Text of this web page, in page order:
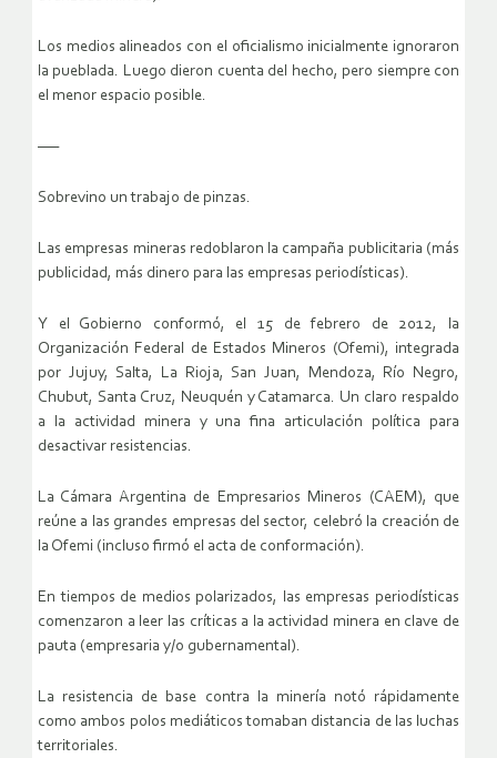
Los medios alineados con el oficialismo inicialmente ignoraron
la pueblada. Luego dieron cuenta del hecho, pero siempre con
el menor espacio posible.
—–
Sobrevino un trabajo de pinzas.
Las empresas mineras redoblaron la campaña publicitaria (más
publicidad, más dinero para las empresas periodísticas).
Y el Gobierno conformó, el 15 de febrero de 2012, la
Organización Federal de Estados Mineros (Ofemi), integrada
por Jujuy, Salta, La Rioja, San Juan, Mendoza, Río Negro,
Chubut, Santa Cruz, Neuquén y Catamarca. Un claro respaldo
a la actividad minera y una fina articulación política para
desactivar resistencias.
La Cámara Argentina de Empresarios Mineros (CAEM), que
reúne a las grandes empresas del sector, celebró la creación de
la Ofemi (incluso firmó el acta de conformación).
En tiempos de medios polarizados, las empresas periodísticas
comenzaron a leer las críticas a la actividad minera en clave de
pauta (empresaria y/o gubernamental).
La resistencia de base contra la minería notó rápidamente
como ambos polos mediáticos tomaban distancia de las luchas
territoriales.